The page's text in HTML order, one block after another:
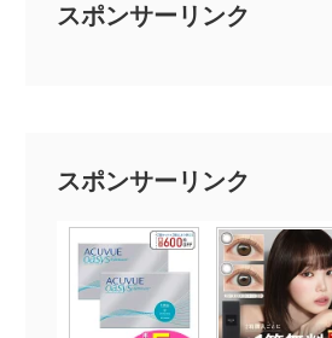
スポンサーリンク
スポンサーリンク